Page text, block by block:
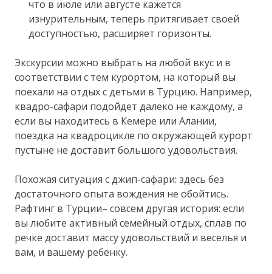
что в июле или августе кажется
изнурительным, теперь притягивает своей
доступностью, расширяет горизонты.
Экскурсии можно выбрать на любой вкус и в
соответствии с тем курортом, на который вы
поехали на отдых с детьми в Турцию. Например,
квадро-сафари подойдет далеко не каждому, а
если вы находитесь в Кемере или Алании,
поездка на квадроцикле по окружающей курорт
пустыне не доставит большого удовольствия.
Похожая ситуация с джип-сафари: здесь без
достаточного опыта вождения не обойтись.
Рафтинг в Турции– совсем другая история: если
вы любите активный семейный отдых, сплав по
речке доставит массу удовольствий и веселья и
вам, и вашему ребенку.